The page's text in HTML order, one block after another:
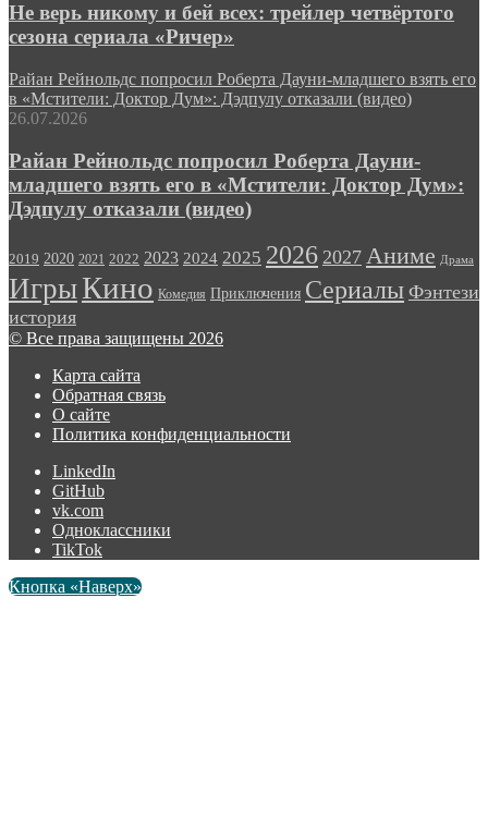
Не верь никому и бей всех: трейлер четвёртого
сезона сериала «Ричер»
Райан Рейнольдс попросил Роберта Дауни-младшего взять его
в «Мстители: Доктор Дум»: Дэдпулу отказали (видео)
26.07.2026
Райан Рейнольдс попросил Роберта Дауни-
младшего взять его в «Мстители: Доктор Дум»:
Дэдпулу отказали (видео)
2019 2020 2021 2022 2023 2024 2025 2026 2027 Аниме Драма
ИгрыКино Комедия Приключения Сериалы Фэнтези
история
© Все права защищены 2026
Карта сайта
Обратная связь
О сайте
Политика конфиденциальности
LinkedIn
GitHub
vk.com
Одноклассники
TikTok
Кнопка «Наверх»